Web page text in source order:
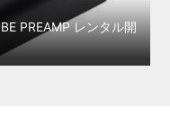
PREAMP レンタル開